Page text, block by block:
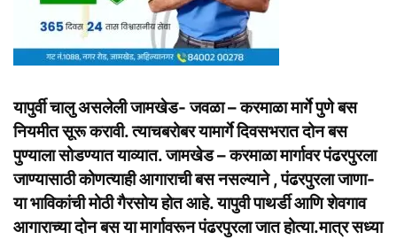
यापुर्वी चालु असलेली जामखेड- जवळा – करमाळा मार्गे पुणे बस
नियमीत सूरू करावी. त्याचबरोबर यामार्गे दिवसभरात दोन बस
पुण्याला सोडण्यात याव्यात. जामखेड – करमाळा मार्गावर पंढरपुरला
जाण्यासाठी कोणत्याही आगाराची बस नसल्याने , पंढरपुरला जाणा-
या भाविकांची मोठी गैरसोय होत आहे. यापुवी पाथर्डी आणि शेवगाव
आगाराच्या दोन बस या मार्गावरून पंढरपुरला जात होत्या.मात्र सध्या